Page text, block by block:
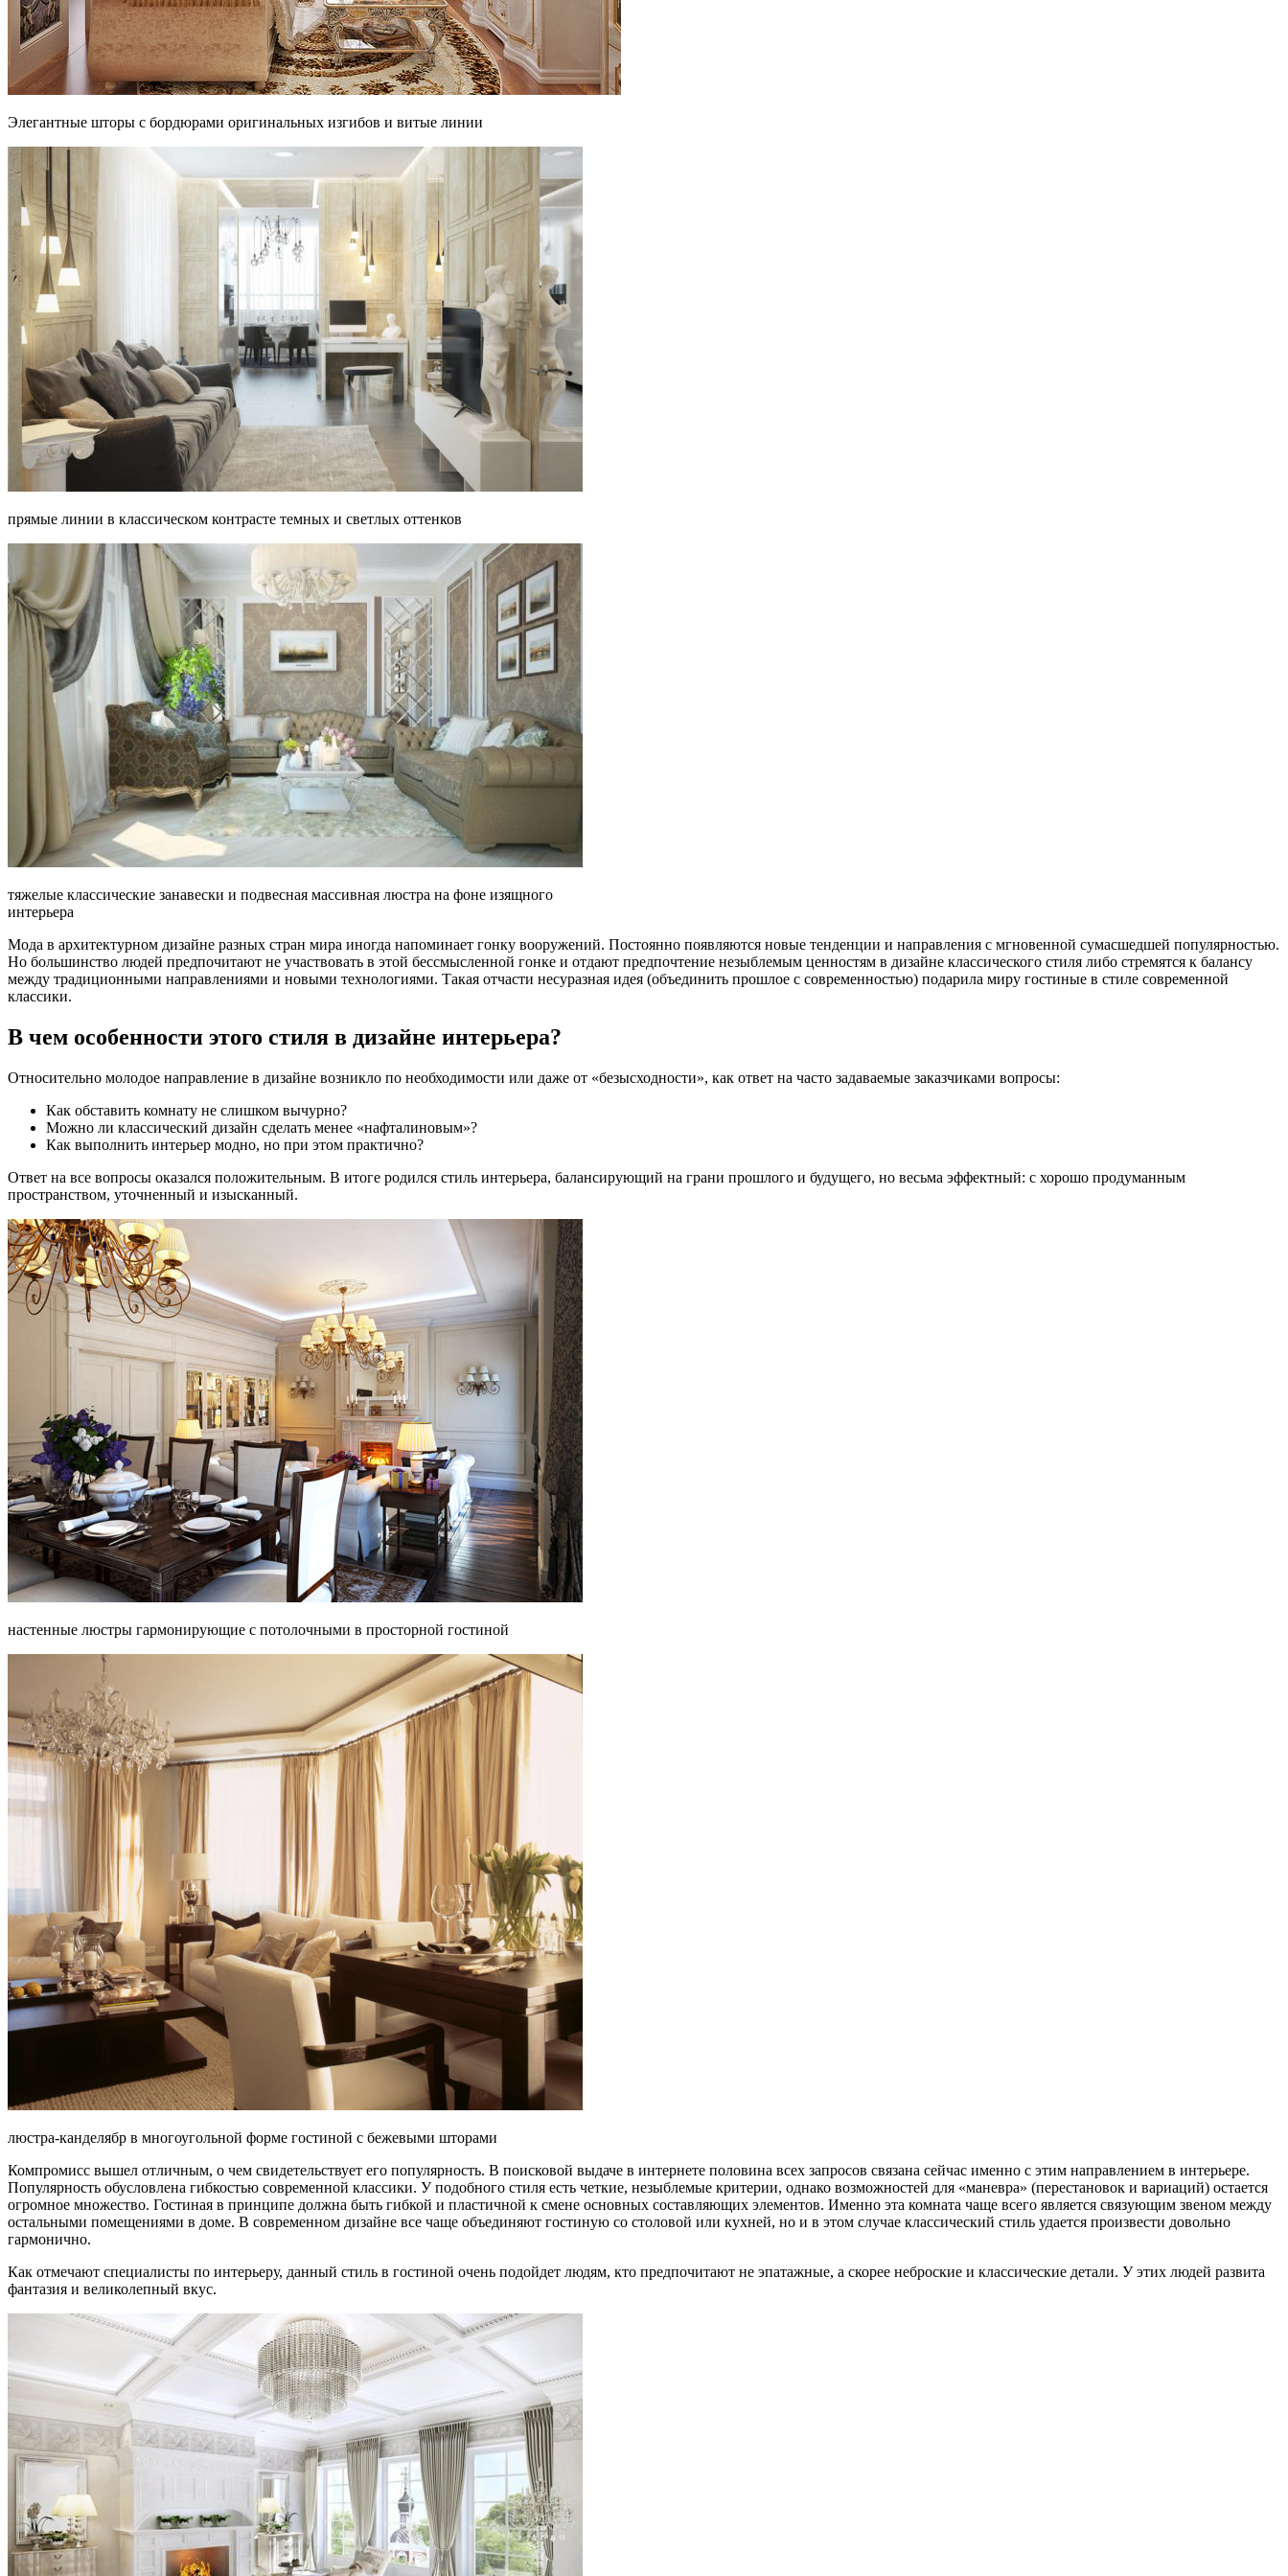
Элегантные шторы с бордюрами оригинальных изгибов и витые линии
прямые линии в классическом контрасте темных и светлых оттенков
тяжелые классические занавески и подвесная массивная люстра на фоне изящного
интерьера
Мода в архитектурном дизайне разных стран мира иногда напоминает гонку вооружений. Постоянно появляются новые тенденции и направления с мгновенной сумасшедшей популярностью.
Но большинство людей предпочитают не участвовать в этой бессмысленной гонке и отдают предпочтение незыблемым ценностям в дизайне классического стиля либо стремятся к балансу
между традиционными направлениями и новыми технологиями. Такая отчасти несуразная идея (объединить прошлое с современностью) подарила миру гостиные в стиле современной
классики.
В чем особенности этого стиля в дизайне интерьера?
Относительно молодое направление в дизайне возникло по необходимости или даже от «безысходности», как ответ на часто задаваемые заказчиками вопросы:
Как обставить комнату не слишком вычурно?
Можно ли классический дизайн сделать менее «нафталиновым»?
Как выполнить интерьер модно, но при этом практично?
Ответ на все вопросы оказался положительным. В итоге родился стиль интерьера, балансирующий на грани прошлого и будущего, но весьма эффектный: с хорошо продуманным
пространством, уточненный и изысканный.
настенные люстры гармонирующие с потолочными в просторной гостиной
люстра-канделябр в многоугольной форме гостиной с бежевыми шторами
Компромисс вышел отличным, о чем свидетельствует его популярность. В поисковой выдаче в интернете половина всех запросов связана сейчас именно с этим направлением в интерьере.
Популярность обусловлена гибкостью современной классики. У подобного стиля есть четкие, незыблемые критерии, однако возможностей для «маневра» (перестановок и вариаций) остается
огромное множество. Гостиная в принципе должна быть гибкой и пластичной к смене основных составляющих элементов. Именно эта комната чаще всего является связующим звеном между
остальными помещениями в доме. В современном дизайне все чаще объединяют гостиную со столовой или кухней, но и в этом случае классический стиль удается произвести довольно
гармонично.
Как отмечают специалисты по интерьеру, данный стиль в гостиной очень подойдет людям, кто предпочитают не эпатажные, а скорее неброские и классические детали. У этих людей развита
фантазия и великолепный вкус.